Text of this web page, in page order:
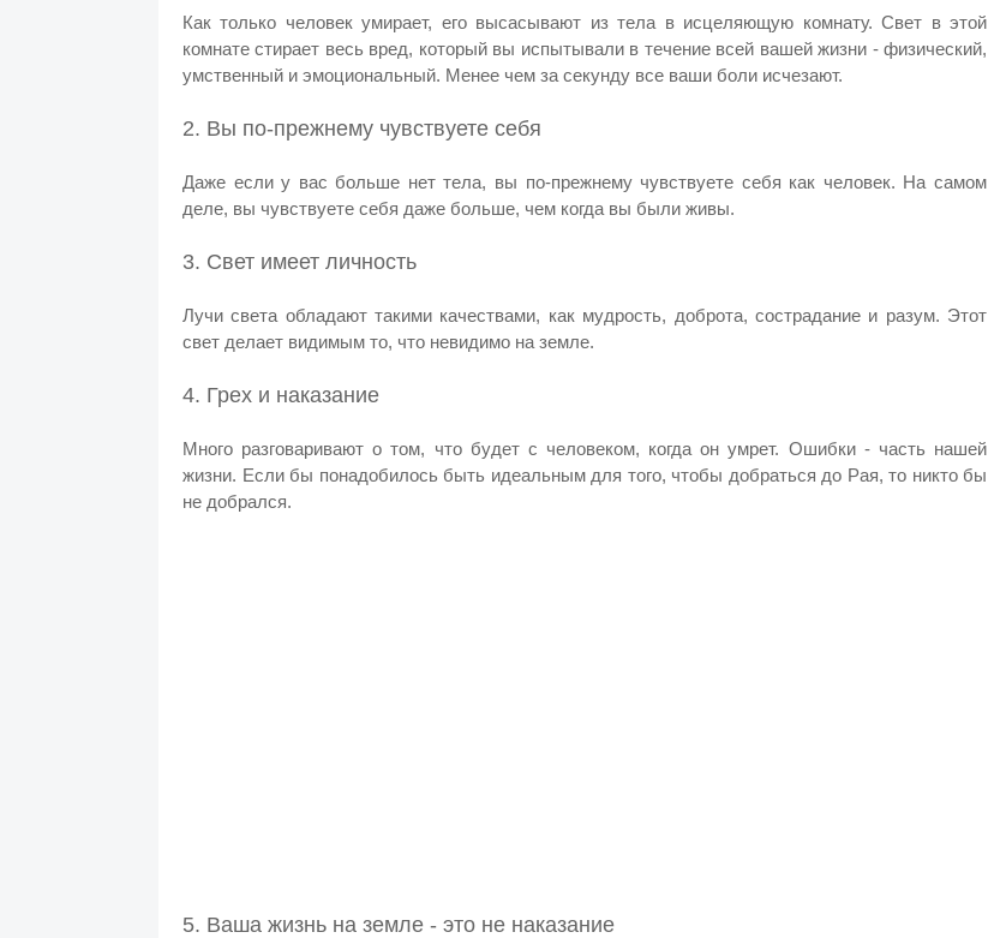
Как только человек умирает, его высасывают из тела в исцеляющую комнату. Свет в этой
комнате стирает весь вред, который вы испытывали в течение всей вашей жизни - физический,
умственный и эмоциональный. Менее чем за секунду все ваши боли исчезают.
2. Вы по-прежнему чувствуете себя
Даже если у вас больше нет тела, вы по-прежнему чувствуете себя как человек. На самом
деле, вы чувствуете себя даже больше, чем когда вы были живы.
3. Свет имеет личность
Лучи света обладают такими качествами, как мудрость, доброта, сострадание и разум. Этот
свет делает видимым то, что невидимо на земле.
4. Грех и наказание
Много разговаривают о том, что будет с человеком, когда он умрет. Ошибки - часть нашей
жизни. Если бы понадобилось быть идеальным для того, чтобы добраться до Рая, то никто бы
не добрался.
5. Ваша жизнь на земле - это не наказание